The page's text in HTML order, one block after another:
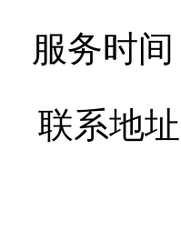
服务时间
联系地址